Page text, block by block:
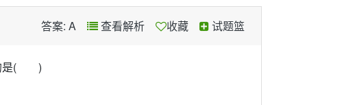
答案: A 查看解析 收藏 试题篮
的是( )